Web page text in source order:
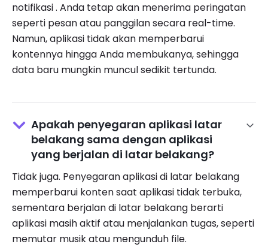
notifikasi . Anda tetap akan menerima peringatan
seperti pesan atau panggilan secara real-time.
Namun, aplikasi tidak akan memperbarui
kontennya hingga Anda membukanya, sehingga
data baru mungkin muncul sedikit tertunda.
Apakah penyegaran aplikasi latar
belakang sama dengan aplikasi
yang berjalan di latar belakang?
Tidak juga. Penyegaran aplikasi di latar belakang
memperbarui konten saat aplikasi tidak terbuka,
sementara berjalan di latar belakang berarti
aplikasi masih aktif atau menjalankan tugas, seperti
memutar musik atau mengunduh file.